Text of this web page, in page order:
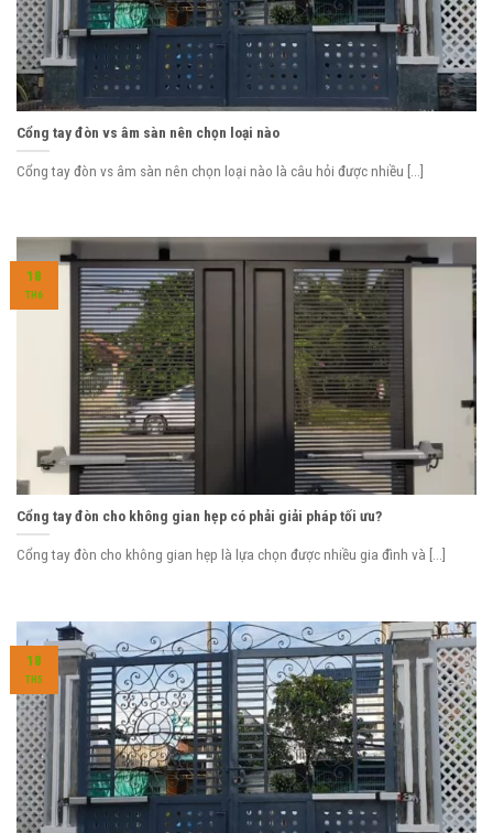
Cổng tay đòn vs âm sàn nên chọn loại nào
Cổng tay đòn vs âm sàn nên chọn loại nào là câu hỏi được nhiều [...]
Cổng tay đòn cho không gian hẹp có phải giải pháp tối ưu?
Cổng tay đòn cho không gian hẹp là lựa chọn được nhiều gia đình và [...]
18
TH6
18
TH5